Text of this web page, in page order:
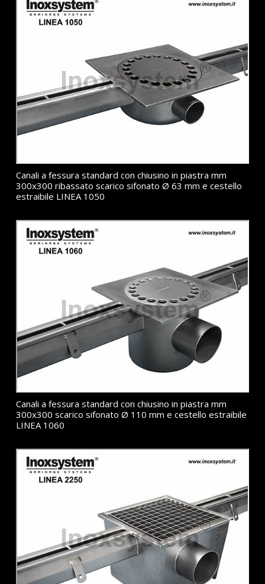
Canali a fessura standard con chiusino in piastra mm
300x300 ribassato scarico sifonato Ø 63 mm e cestello
estraibile LINEA 1050
Canali a fessura standard con chiusino in piastra mm
300x300 scarico sifonato Ø 110 mm e cestello estraibile
LINEA 1060